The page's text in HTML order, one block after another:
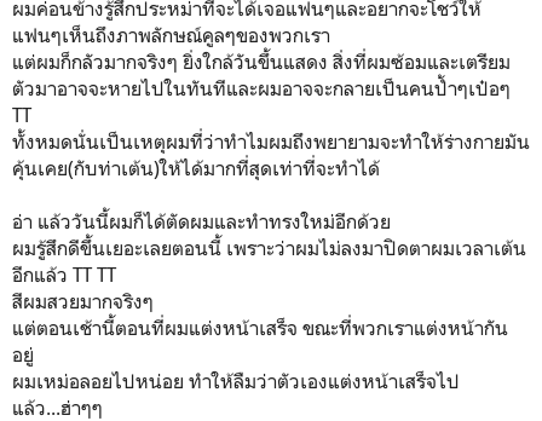
ผมค่อนข้างรู้สึกประหม่าที่จะได้เจอแฟนๆและอยากจะโชว์ให้
แฟนๆเห็นถึงภาพลักษณ์คูลๆของพวกเรา
แต่ผมก็กลัวมากจริงๆ ยิ่งใกล้วันขึ้นแสดง สิ่งที่ผมซ้อมและเตรียม
ตัวมาอาจจะหายไปในทันทีและผมอาจจะกลายเป็นคนป้ำๆเป๋อๆ
TT
ทั้งหมดนั่นเป็นเหตุผมที่ว่าทำไมผมถึงพยายามจะทำให้ร่างกายมัน
คุ้นเคย(กับท่าเต้น)ให้ได้มากที่สุดเท่าที่จะทำได้
อ่า แล้ววันนี้ผมก็ได้ตัดผมและทำทรงใหม่อีกด้วย
ผมรู้สึกดีขึ้นเยอะเลยตอนนี้ เพราะว่าผมไม่ลงมาปิดตาผมเวลาเต้น
อีกแล้ว TT TT
สีผมสวยมากจริงๆ
แต่ตอนเช้านี้ตอนที่ผมแต่งหน้าเสร็จ ขณะที่พวกเราแต่งหน้ากัน
อยู่
ผมเหม่อลอยไปหน่อย ทำให้ลืมว่าตัวเองแต่งหน้าเสร็จไป
แล้ว...ฮ่าๆๆ